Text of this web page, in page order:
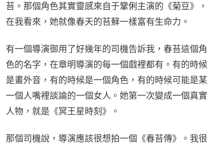
苔。那個角色其實靈感來自于鞏俐主演的《菊豆》，
在我看來，她就像春天的苔蘚一樣富有生命力。
有一個導演御用了好幾年的司機告訴我，春苔這個角
色的名字，在章明導演的每一個戲裡都有。有的時候
是畫外音，有的時候是一個角色，有的時候可能是某
一個人嘴裡談論的一個女人。她第一次變成一個真實
人物，就是《冥王星時刻》。
那個司機說，導演應該很想拍一個《春苔傳》。我很